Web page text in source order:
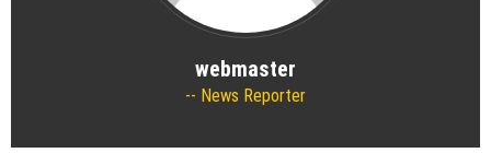
webmaster
News Reporter